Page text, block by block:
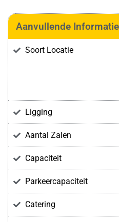
Aanvullende Informatie
Soort Locatie
Ligging
Aantal Zalen
Capaciteit
Parkeercapaciteit
Catering